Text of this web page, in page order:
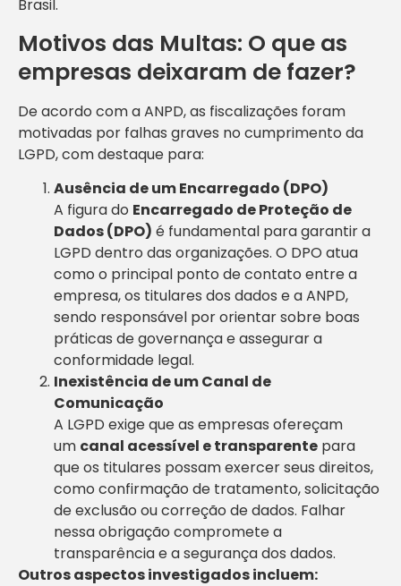
Brasil.
Motivos das Multas: O que as
empresas deixaram de fazer?
De acordo com a ANPD, as fiscalizações foram
motivadas por falhas graves no cumprimento da
LGPD, com destaque para:
Ausência de um Encarregado (DPO)
A figura do Encarregado de Proteção de
Dados (DPO) é fundamental para garantir a
LGPD dentro das organizações. O DPO atua
como o principal ponto de contato entre a
empresa, os titulares dos dados e a ANPD,
sendo responsável por orientar sobre boas
práticas de governança e assegurar a
conformidade legal.
Inexistência de um Canal de
Comunicação
A LGPD exige que as empresas ofereçam
um canal acessível e transparente para
que os titulares possam exercer seus direitos,
como confirmação de tratamento, solicitação
de exclusão ou correção de dados. Falhar
nessa obrigação compromete a
transparência e a segurança dos dados.
Outros aspectos investigados incluem: